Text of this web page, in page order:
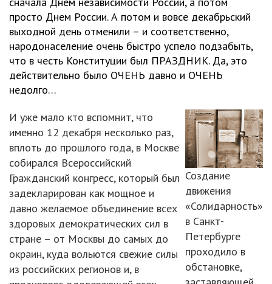
просто Днем России. А потом и вовсе декабрьский
выходной день отменили – и соответственно,
народонаселение очень быстро успело подзабыть,
что в честь Конституции был ПРАЗДНИК. Да, это
действительно было ОЧЕНЬ давно и ОЧЕНЬ
недолго…
Создание
движения
«Солидарность»
в Санкт-
Петербурге
проходило в
обстановке,
И уже мало кто вспомнит, что
именно 12 декабря несколько раз,
вплоть до прошлого года, в Москве
собирался Всероссийский
Гражданский конгресс, который был
задекларирован как мощное и
давно желаемое объединение всех
здоровых демократических сил в
стране – от Москвы до самых до
окраин, куда вольются свежие силы
из российских регионов и, в